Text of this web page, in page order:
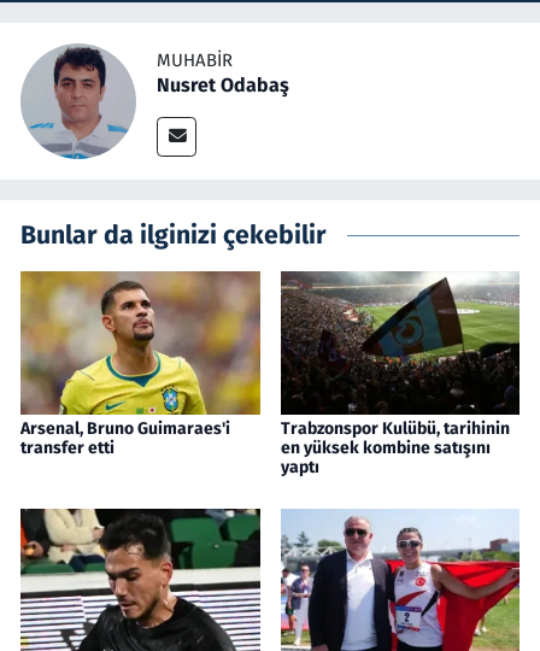
MUHABIR
Nusret Odabaş
Bunlar da ilginizi çekebilir
Arsenal, Bruno Guimaraes'i
transfer etti
Trabzonspor Kulübü, tarihinin
en yüksek kombine satışını
yaptı